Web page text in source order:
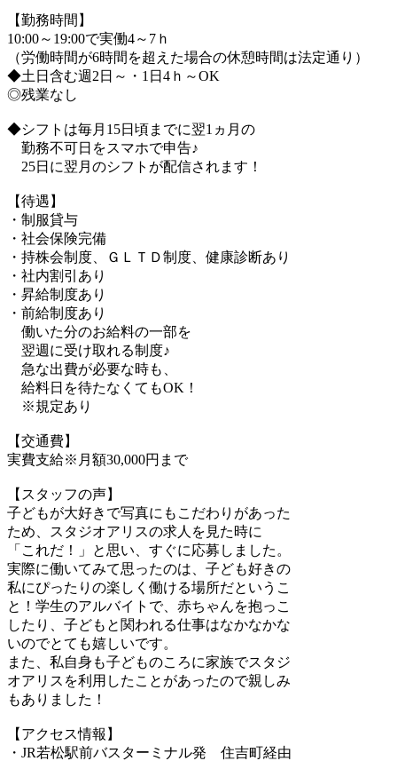
【勤務時間】
10:00～19:00で実働4～7ｈ
（労働時間が6時間を超えた場合の休憩時間は法定通り）
◆土日含む週2日～・1日4ｈ～OK
◎残業なし
◆シフトは毎月15日頃までに翌1ヵ月の
勤務不可日をスマホで申告♪
25日に翌月のシフトが配信されます！
【待遇】
・制服貸与
・社会保険完備
・持株会制度、ＧＬＴＤ制度、健康診断あり
・社内割引あり
・昇給制度あり
・前給制度あり
働いた分のお給料の一部を
翌週に受け取れる制度♪
急な出費が必要な時も、
給料日を待たなくてもOK！
※規定あり
【交通費】
実費支給※月額30,000円まで
【スタッフの声】
子どもが大好きで写真にもこだわりがあった
ため、スタジオアリスの求人を見た時に
「これだ！」と思い、すぐに応募しました。
実際に働いてみて思ったのは、子ども好きの
私にぴったりの楽しく働ける場所だというこ
と！学生のアルバイトで、赤ちゃんを抱っこ
したり、子どもと関われる仕事はなかなかな
いのでとても嬉しいです。
また、私自身も子どものころに家族でスタジ
オアリスを利用したことがあったので親しみ
もありました！
【アクセス情報】
・JR若松駅前バスターミナル発 住吉町経由